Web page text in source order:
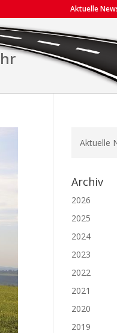
Aktuelle
Aktuelle
Archiv
2026
2025
2024
2023
2022
2021
2020
2019